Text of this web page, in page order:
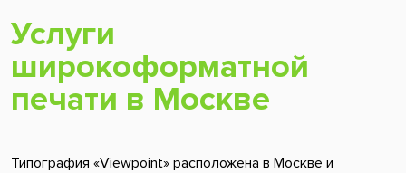
Услуги
широкоформатной
печати в Москве
Типография «Viewpoint» расположена в Москве и